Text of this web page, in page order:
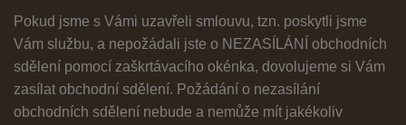
Pokud jsme s Vámi uzavřeli smlouvu, tzn. poskytli jsme
Vám službu, a nepožádali jste o NEZASÍLÁNÍ obchodních
sdělení pomocí zaškrtávacího okénka, dovolujeme si Vám
zasílat obchodní sdělení. Požádání o nezasílání
obchodních sdělení nebude a nemůže mít jakékoliv